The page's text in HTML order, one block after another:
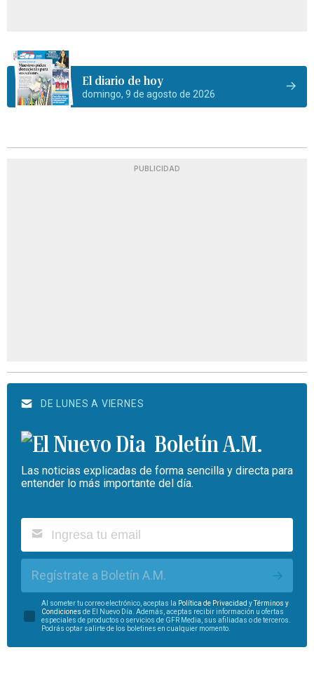
El diario de hoy
domingo, 9 de agosto de 2026
PUBLICIDAD
DE LUNES A VIERNES
Boletín A.M.
Las noticias explicadas de forma sencilla y directa para
entender lo más importante del día.
Regístrate a Boletín A.M.
Al someter tu correo electrónico, aceptas la Política de Privacidad yTérminos y
Condiciones de El Nuevo Día. Además, aceptas recibir información u ofertas
especiales de productos o servicios de GFR Media, sus afiliadas o de terceros.
Podrás optar salirte de los boletines en cualquier momento.